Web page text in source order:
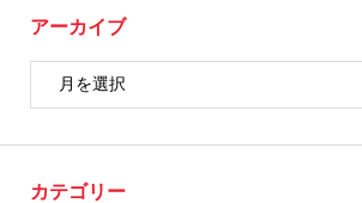
アーカイブ
カテゴリー